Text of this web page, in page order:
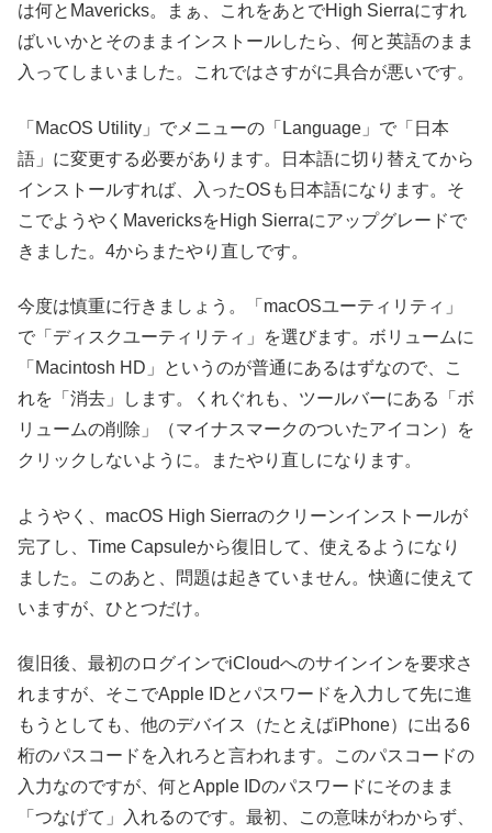
は何とMavericks。まぁ、これをあとでHigh Sierraにすれ
ばいいかとそのままインストールしたら、何と英語のまま
入ってしまいました。これではさすがに具合が悪いです。
「MacOS Utility」でメニューの「Language」で「日本
語」に変更する必要があります。日本語に切り替えてから
インストールすれば、入ったOSも日本語になります。そ
こでようやくMavericksをHigh Sierraにアップグレードで
きました。4からまたやり直しです。
今度は慎重に行きましょう。「macOSユーティリティ」
で「ディスクユーティリティ」を選びます。ボリュームに
「Macintosh HD」というのが普通にあるはずなので、こ
れを「消去」します。くれぐれも、ツールバーにある「ボ
リュームの削除」（マイナスマークのついたアイコン）を
クリックしないように。またやり直しになります。
ようやく、macOS High Sierraのクリーンインストールが
完了し、Time Capsuleから復旧して、使えるようになり
ました。このあと、問題は起きていません。快適に使えて
いますが、ひとつだけ。
復旧後、最初のログインでiCloudへのサインインを要求さ
れますが、そこでApple IDとパスワードを入力して先に進
もうとしても、他のデバイス（たとえばiPhone）に出る6
桁のパスコードを入れろと言われます。このパスコードの
入力なのですが、何とApple IDのパスワードにそのまま
「つなげて」入れるのです。最初、この意味がわからず、